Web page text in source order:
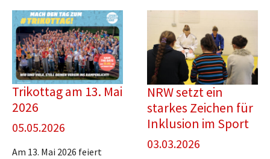
Trikottag am 13. Mai
2026
05.05.2026
Am 13. Mai 2026 feiert
NRW setzt ein
starkes Zeichen für
Inklusion im Sport
03.03.2026